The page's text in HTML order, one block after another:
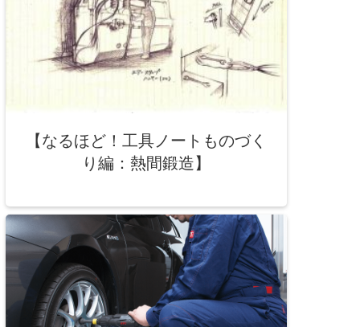
【なるほど！工具ノートものづく
り編：熱間鍛造】